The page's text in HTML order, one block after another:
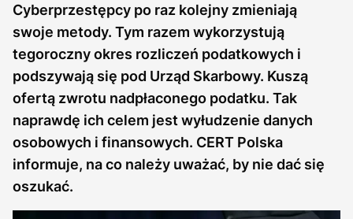
Cyberprzestępcy po raz kolejny zmieniają
swoje metody. Tym razem wykorzystują
tegoroczny okres rozliczeń podatkowych i
podszywają się pod Urząd Skarbowy. Kuszą
ofertą zwrotu nadpłaconego podatku. Tak
naprawdę ich celem jest wyłudzenie danych
osobowych i finansowych. CERT Polska
informuje, na co należy uważać, by nie dać się
oszukać.